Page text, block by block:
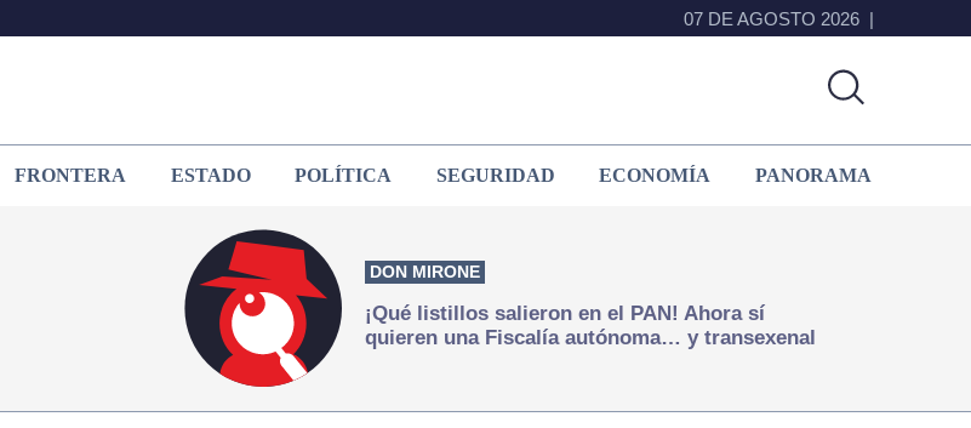
07 DE AGOSTO 2026
FRONTERA ESTADO POLÍTICA SEGURIDAD ECONOMÍA PANORAMA
DON MIRONE
¡Qué listillos salieron en el PAN! Ahora sí
quieren una Fiscalía autónoma… y transexenal